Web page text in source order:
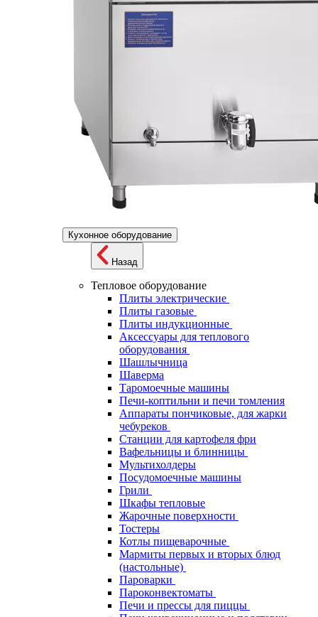
Кухонное оборудование
Назад
Тепловое оборудование
Плиты электрические
Плиты газовые
Плиты индукционные
Аксессуары для теплового
оборудования
Шашлычница
Шаверма
Таромоечные машины
Печи-коптильни и печи томления
Аппараты пончиковые, для жарки
чебуреков
Станции для картофеля фри
Вафельницы и блинницы
Мультихолдеры
Посудомоечные машины
Грили
Шкафы тепловые
Жарочные поверхности
Тостеры
Котлы пищеварочные
Мармиты первых и вторых блюд
(настольные)
Пароварки
Пароконвектоматы
Печи и прессы для пиццы